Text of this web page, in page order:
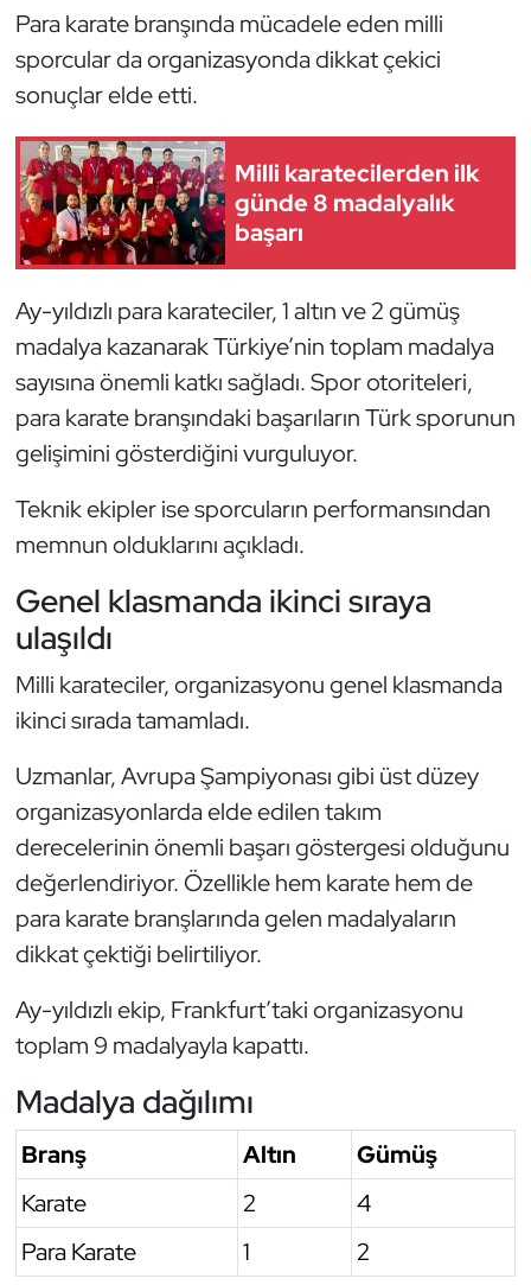
Para karate branşında mücadele eden milli
sporcular da organizasyonda dikkat çekici
sonuçlar elde etti.
Milli karatecilerden ilk
günde 8 madalyalık
başarı
Ay-yıldızlı para karateciler, 1 altın ve 2 gümüş
madalya kazanarak Türkiye’nin toplam madalya
sayısına önemli katkı sağladı. Spor otoriteleri,
para karate branşındaki başarıların Türk sporunun
gelişimini gösterdiğini vurguluyor.
Teknik ekipler ise sporcuların performansından
memnun olduklarını açıkladı.
Genel klasmanda ikinci sıraya
ulaşıldı
Milli karateciler, organizasyonu genel klasmanda
ikinci sırada tamamladı.
Uzmanlar, Avrupa Şampiyonası gibi üst düzey
organizasyonlarda elde edilen takım
derecelerinin önemli başarı göstergesi olduğunu
değerlendiriyor. Özellikle hem karate hem de
para karate branşlarında gelen madalyaların
dikkat çektiği belirtiliyor.
Ay-yıldızlı ekip, Frankfurt’taki organizasyonu
toplam 9 madalyayla kapattı.
Madalya dağılımı
Branş Altın
Gümüş
Karate
2
4
Para Karate
1 2
Kano ve Rafting
Kayak
Kempo
Kick Boks
Kürek
Masa Tenisi
Motor Sporları
Muay Thai
Optimist
Oryantiring
Özel Sporcular
Paralimpik
Ragbi
Satranç
Su Topu
Sualtı Sporları
Tekvando
Tenis